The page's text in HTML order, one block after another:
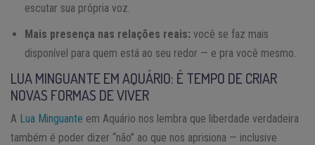
escutar sua própria voz.
Mais presença nas relações reais: você se faz mais
disponível para quem está ao seu redor — e pra você mesmo.
LUA MINGUANTE EM AQUÁRIO: É TEMPO DE CRIAR
NOVAS FORMAS DE VIVER
A Lua Minguante em Aquário nos lembra que liberdade verdadeira
também é poder dizer “não” ao que nos aprisiona — inclusive